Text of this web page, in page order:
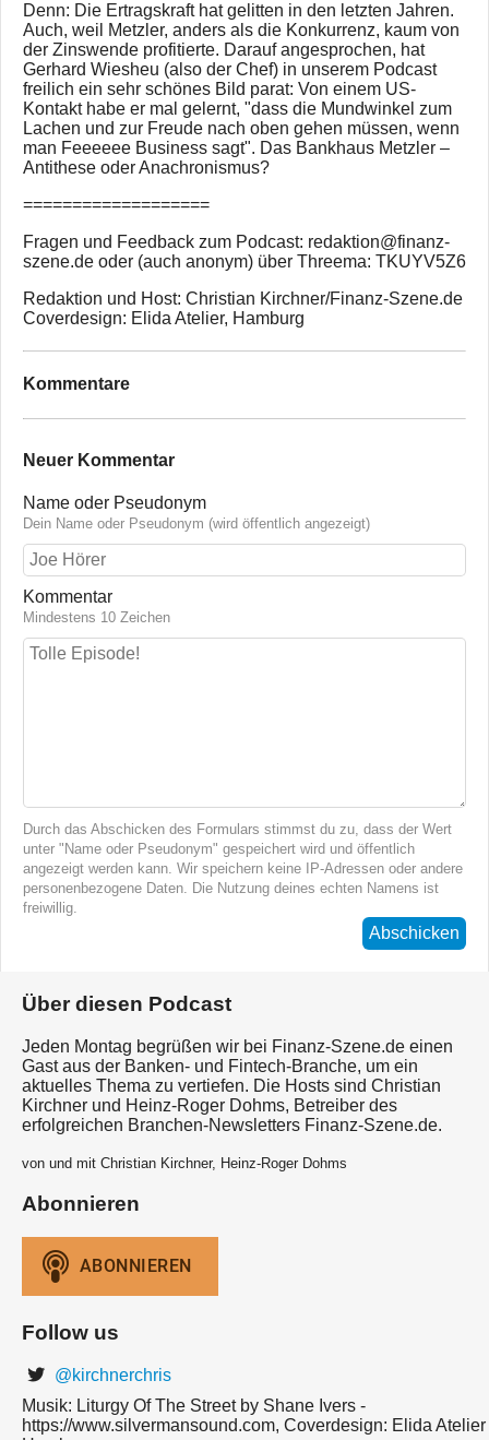
Denn: Die Ertragskraft hat gelitten in den letzten Jahren.
Auch, weil Metzler, anders als die Konkurrenz, kaum von
der Zinswende profitierte. Darauf angesprochen, hat
Gerhard Wiesheu (also der Chef) in unserem Podcast
freilich ein sehr schönes Bild parat: Von einem US-
Kontakt habe er mal gelernt, "dass die Mundwinkel zum
Lachen und zur Freude nach oben gehen müssen, wenn
man Feeeeee Business sagt". Das Bankhaus Metzler –
Antithese oder Anachronismus?
===================
Fragen und Feedback zum Podcast: redaktion@finanz-
szene.de oder (auch anonym) über Threema: TKUYV5Z6
Redaktion und Host: Christian Kirchner/Finanz-Szene.de
Coverdesign: Elida Atelier, Hamburg
Kommentare
Neuer Kommentar
Name oder Pseudonym
Dein Name oder Pseudonym (wird öffentlich angezeigt)
Kommentar
Mindestens 10 Zeichen
Durch das Abschicken des Formulars stimmst du zu, dass der Wert
unter "Name oder Pseudonym" gespeichert wird und öffentlich
angezeigt werden kann. Wir speichern keine IP-Adressen oder andere
personenbezogene Daten. Die Nutzung deines echten Namens ist
freiwillig.
Abschicken
Über diesen Podcast
Jeden Montag begrüßen wir bei Finanz-Szene.de einen
Gast aus der Banken- und Fintech-Branche, um ein
aktuelles Thema zu vertiefen. Die Hosts sind Christian
Kirchner und Heinz-Roger Dohms, Betreiber des
erfolgreichen Branchen-Newsletters Finanz-Szene.de.
von und mit Christian Kirchner, Heinz-Roger Dohms
Abonnieren
Follow us
@kirchnerchris
Musik: Liturgy Of The Street by Shane Ivers -
https://www.silvermansound.com, Coverdesign: Elida Atelier